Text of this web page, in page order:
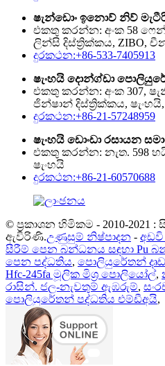
ෂැන්ඩොං ඉනොව් නිව්
එකතු කරන්න: අංක 58
ලින්සි දිස්ත්‍රික්කය, ZIBO,
දුරකථන:+86-533-7405913
ෂැංහයි දොන්ග්ඩා
එකතු කරන්න: අංක 307,
ජින්ෂාන් දිස්ත්‍රික්කය,
දුරකථන:+86-21-57248959
ෂැංහයි ඩොංඩා රසායන
එකතු කරන්න: නැත. 598
ෂැංහයි
දුරකථන:+86-21-60570688
© ප්‍රකාශන හිමිකම - 2010-2021
ඇවිරිණි.උණුසුම් නිෂ්පාදන -
සීරීම් පෙන බන්ධනය සඳහා Pu
පෙන පද්ධතිය, පොලියුරේතන්
Hfc-245fa මූලික මිශ්‍ර පොලියෝල්,
රාසින්. ජල-නැවතුම් ඇඹරුම්,
පොලියුරේතන් පද්ධතිය එම්ඩීඅයි,